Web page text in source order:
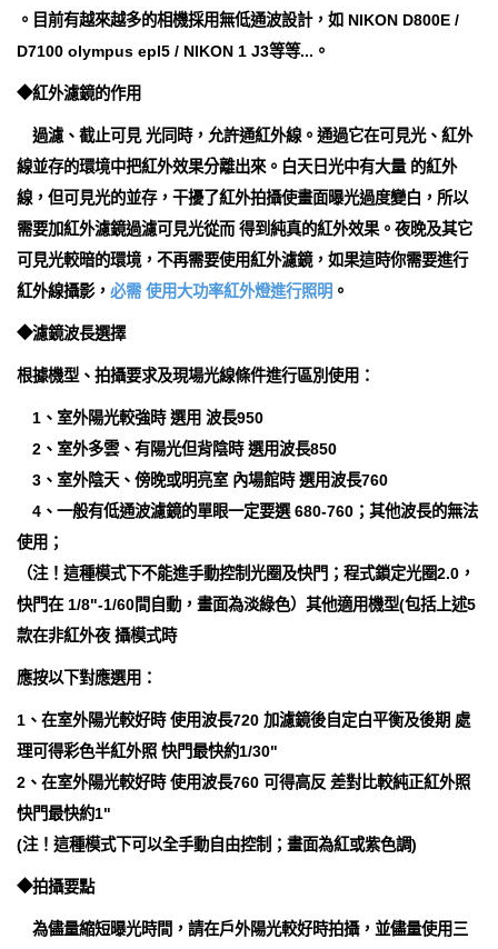
。目前有越來越多的相機採用無低通波設計，如 NIKON D800E /
D7100 olympus epl5 / NIKON 1 J3等等...。
◆紅外濾鏡的作用
過濾、截止可見 光同時，允許通紅外線。通過它在可見光、紅外
線並存的環境中把紅外效果分離出來。白天日光中有大量 的紅外
線，但可見光的並存，干擾了紅外拍攝使畫面曝光過度變白，所以
需要加紅外濾鏡過濾可見光從而 得到純真的紅外效果。夜晚及其它
可見光較暗的環境，不再需要使用紅外濾鏡，如果這時你需要進行
紅外線攝影， 必需 使用大功率紅外燈進行照明 。
◆濾鏡波長選擇
根據機型、拍攝要求及現場光線條件進行區別使用：
1、室外陽光較強時 選用 波長950
2、室外多雲、有陽光但背陰時 選用波長850
3、室外陰天、傍晚或明亮室 內場館時 選用波長760
4、一般有低通波濾鏡的單眼一定要選 680-760；其他波長的無法
使用；
（注！這種模式下不能進手動控制光圈及快門；程式鎖定光圈2.0，
快門在 1/8"-1/60間自動，畫面為淡綠色）其他適用機型(包括上述5
款在非紅外夜 攝模式時
應按以下對應選用：
1、在室外陽光較好時 使用波長720 加濾鏡後自定白平衡及後期 處
理可得彩色半紅外照 快門最快約1/30"
2、在室外陽光較好時 使用波長760 可得高反 差對比較純正紅外照
快門最快約1"
(注！這種模式下可以全手動自由控制；畫面為紅或紫色調)
◆拍攝要點
為儘量縮短曝光時間，請在戶外陽光較好時拍攝，並儘量使用三